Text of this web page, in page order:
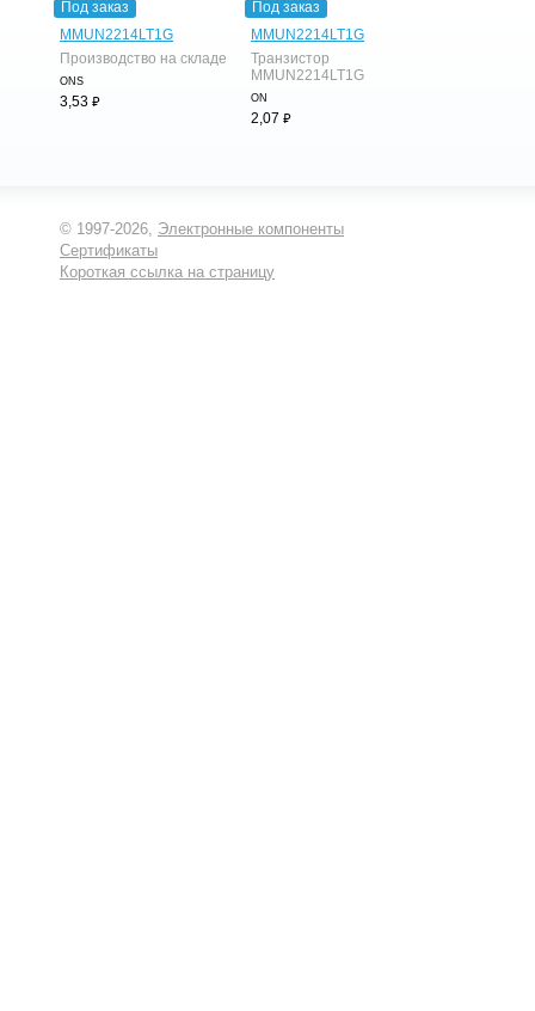
Под заказ
MMUN2214LT1G
Производство на складе
ONS
3,53 ⃏
Под заказ
MMUN2214LT1G
Транзистор
MMUN2214LT1G
ON
2,07 ⃏
© 1997-2026, Электронные компоненты
Сертификаты
Короткая ссылка на страницу